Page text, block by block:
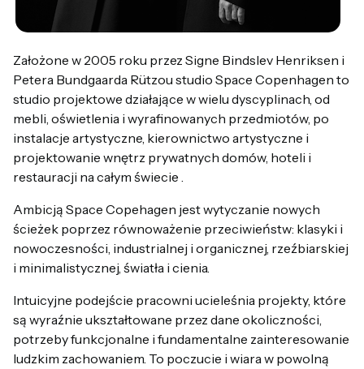
Założone w 2005 roku przez Signe Bindslev Henriksen i
Petera Bundgaarda Rützou studio Space Copenhagen to
studio projektowe działające w wielu dyscyplinach, od
mebli, oświetlenia i wyrafinowanych przedmiotów, po
instalacje artystyczne, kierownictwo artystyczne i
projektowanie wnętrz prywatnych domów, hoteli i
restauracji na całym świecie .
Ambicją Space Copehagen jest wytyczanie nowych
ścieżek poprzez równoważenie przeciwieństw: klasyki i
nowoczesności, industrialnej i organicznej, rzeźbiarskiej
i minimalistycznej, światła i cienia.
Intuicyjne podejście pracowni ucieleśnia projekty, które
są wyraźnie ukształtowane przez dane okoliczności,
potrzeby funkcjonalne i fundamentalne zainteresowanie
ludzkim zachowaniem. To poczucie i wiara w powolną